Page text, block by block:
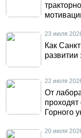
23 июля
Как
22 июля
От
проходят
Горного
20 июля